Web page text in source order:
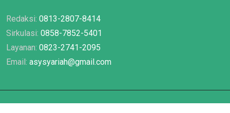
Redaksi: 0813-2807-8414
Sirkulasi: 0858-7852-5401
Layanan: 0823-2741-2095
Email: asysyariah@gmail.com